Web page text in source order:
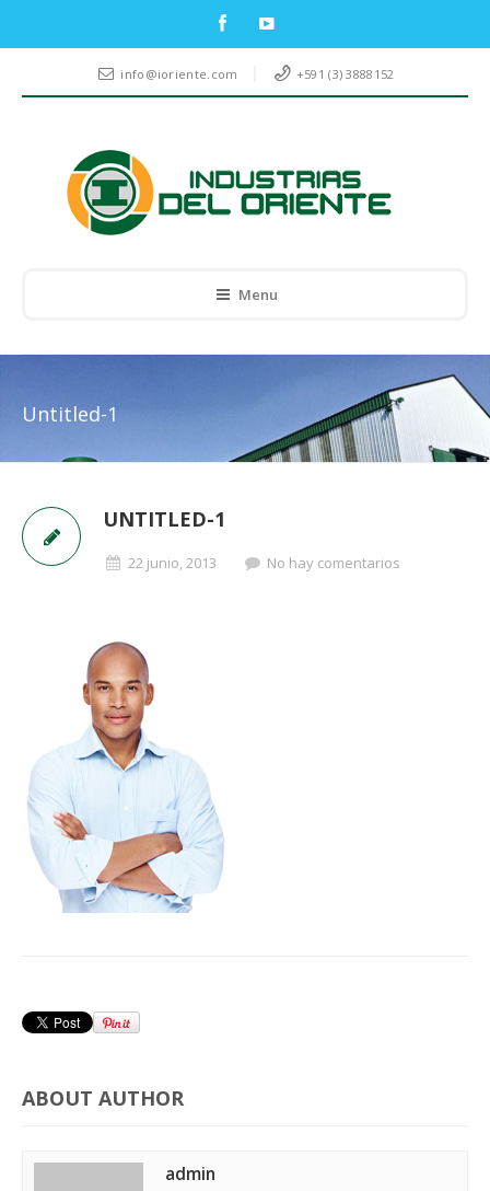
info@ioriente.com +591 (3) 3888152
Menu
Untitled-1
UNTITLED-1
22 junio, 2013 No hay comentarios
ABOUT AUTHOR
admin